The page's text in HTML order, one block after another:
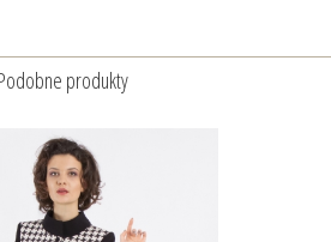
produkty